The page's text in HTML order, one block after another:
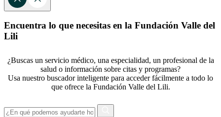
Encuentra lo que necesitas en la Fundación Valle del
Lili
¿Buscas un servicio médico, una especialidad, un profesional de la
salud o información sobre citas y programas?
Usa nuestro buscador inteligente para acceder fácilmente a todo lo
que ofrece la Fundación Valle del Lili.